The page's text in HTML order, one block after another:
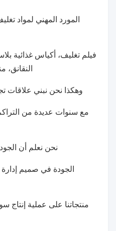
المورد المهني لمواد
فيلم تغليف، أكياس غذائية
النقانق،
وهكذا نحن نبني علاقات
مع سنوات عديدة من
نحن نعلم أن
الجودة في صميم
منتجاتنا على عملية